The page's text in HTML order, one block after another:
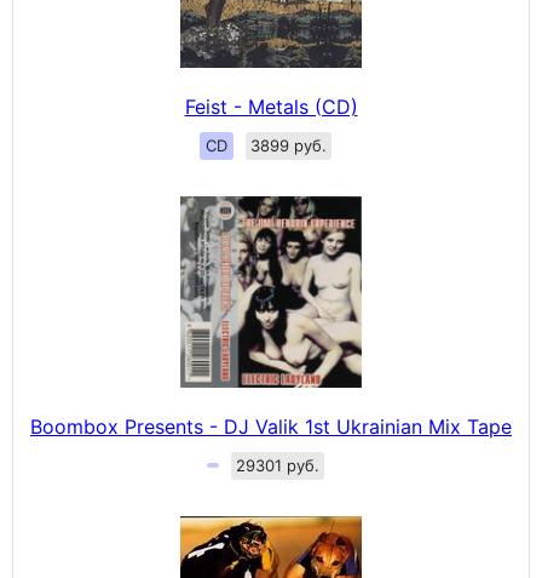
Feist - Metals (CD)
CD 3899 руб.
Boombox Presents - DJ Valik 1st Ukrainian Mix Tape
29301 руб.